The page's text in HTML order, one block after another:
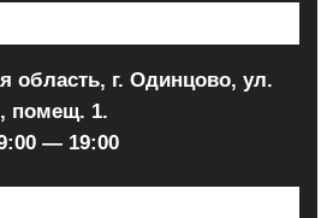
область, г. Одинцово, ул.
помещ. 1.
— 19:00